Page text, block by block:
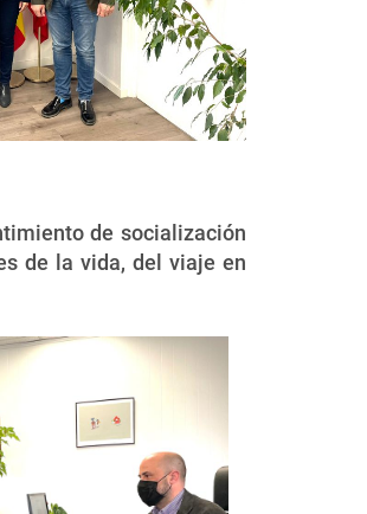
de socialización
de la vida, del viaje en